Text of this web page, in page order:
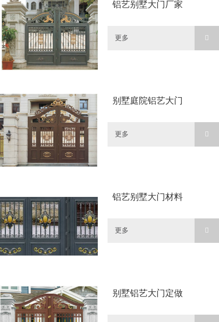
铝艺别墅大门厂家
更多
别墅庭院铝艺大门
更多
铝艺别墅大门材料
更多
别墅铝艺大门定做